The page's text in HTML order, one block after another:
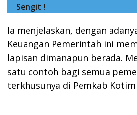
Sengit !
Ia menjelaskan, dengan
Keuangan Pemerintah ini
lapisan dimanapun berada.
satu contoh bagi semua
terkhusunya di Pemkab